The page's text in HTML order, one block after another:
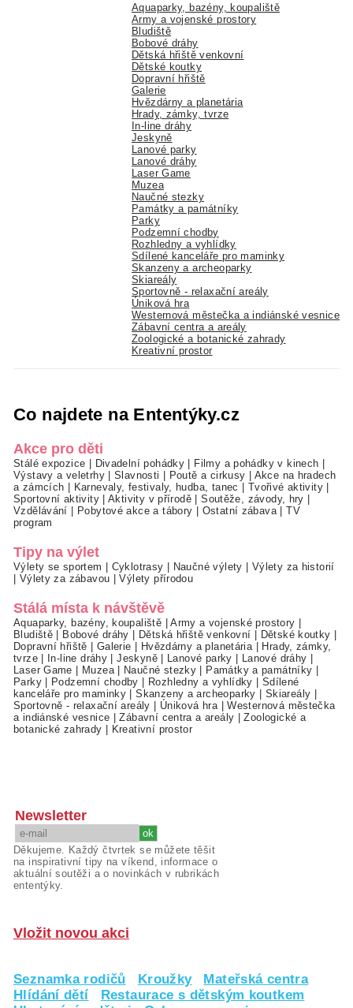
Aquaparky, bazény, koupaliště
Army a vojenské prostory
Bludiště
Bobové dráhy
Dětská hřiště venkovní
Dětské koutky
Dopravní hřiště
Galerie
Hvězdárny a planetária
Hrady, zámky, tvrze
In-line dráhy
Jeskyně
Lanové parky
Lanové dráhy
Laser Game
Muzea
Naučné stezky
Památky a památníky
Parky
Podzemní chodby
Rozhledny a vyhlídky
Sdílené kanceláře pro maminky
Skanzeny a archeoparky
Skiareály
Sportovně - relaxační areály
Úniková hra
Westernová městečka a indiánské vesnice
Zábavní centra a areály
Zoologické a botanické zahrady
Kreativní prostor
Co najdete na Ententýky.cz
Akce pro děti
Stálé expozice | Divadelní pohádky | Filmy a pohádky v kinech |
Výstavy a veletrhy|Slavnosti | Poutě a cirkusy | Akce na hradech
a zámcích | Karnevaly, festivaly, hudba, tanec | Tvořivé aktivity |
Sportovní aktivity|Aktivity v přírodě |Soutěže, závody, hry |
Vzdělávání | Pobytové akce a tábory | Ostatní zábava |TV
program
Tipy na výlet
Výlety se sportem | Cyklotrasy | Naučné výlety | Výlety za historií
| Výlety za zábavou |Výlety přírodou
Stálá místa k návštěvě
Aquaparky, bazény, koupaliště |Army a vojenské prostory |
Bludiště | Bobové dráhy | Dětská hřiště venkovní | Dětské koutky |
Dopravní hřiště | Galerie | Hvězdárny a planetária | Hrady, zámky,
tvrze| In-line dráhy |Jeskyně| Lanové parky | Lanové dráhy |
Laser Game | Muzea| Naučné stezky | Památky a památníky |
Parky| Podzemní chodby | Rozhledny a vyhlídky | Sdílené
kanceláře pro maminky |Skanzeny a archeoparky | Skiareály |
Sportovně - relaxační areály | Úniková hra |Westernová městečka
a indiánské vesnice |Zábavní centra a areály |Zoologické a
botanické zahrady | Kreativní prostor
Newsletter
Děkujeme. Každý čtvrtek se můžete těšit
na inspirativní tipy na víkend, informace o
aktuální soutěži a o novinkách v rubrikách
ententýky.
Vložit novou akci
Seznamka rodičů Kroužky
Mateřská centra
Hlídání dětí
Restaurace s dětským koutkem